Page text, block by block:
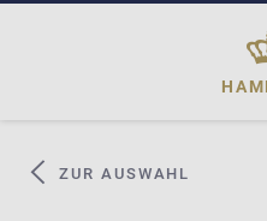
ZUR AUSWAHL